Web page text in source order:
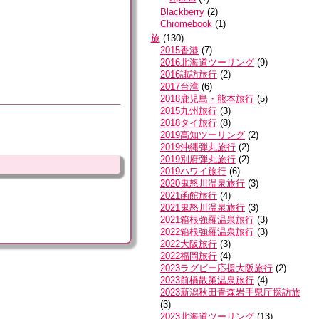
Blackberry (2)
Chromebook (1)
旅 (130)
2015香港 (7)
2016北海道ツーリング (9)
2016諏訪旅行 (2)
2017台湾 (6)
2018鹿児島・熊本旅行 (5)
2015九州旅行 (3)
2018タイ旅行 (8)
2019高知ツーリング (2)
2019沖縄弾丸旅行 (2)
2019別府弾丸旅行 (2)
2019ハワイ旅行 (6)
2020鬼怒川温泉旅行 (3)
2021函館旅行 (4)
2021鬼怒川温泉旅行 (3)
2021箱根強羅温泉旅行 (3)
2022箱根強羅温泉旅行 (3)
2022大阪旅行 (3)
2022福岡旅行 (4)
2023ラグビー応援大阪旅行 (2)
2023前橋散策温泉旅行 (4)
2023新潟秋田青森岩手県庁探訪旅
(3)
2023北海道ツーリング (13)